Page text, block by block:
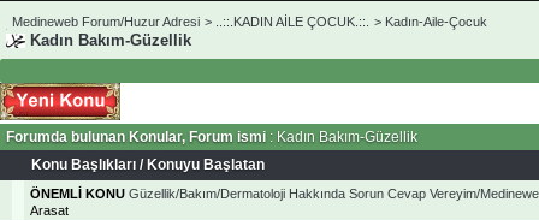
Medineweb Forum/Huzur Adresi > ..::.KADIN AİLE ÇOCUK.::. > Kadın-Aile-Çocuk
Kadın Bakım-Güzellik
Forumda bulunan Konular, Forum ismi : Kadın Bakım-Güzellik
Konu Başlıkları / Konuyu Başlatan
ÖNEMLİ KONU Güzellik/Bakım/Dermatoloji Hakkında Sorun Cevap Vereyim/
Arasat